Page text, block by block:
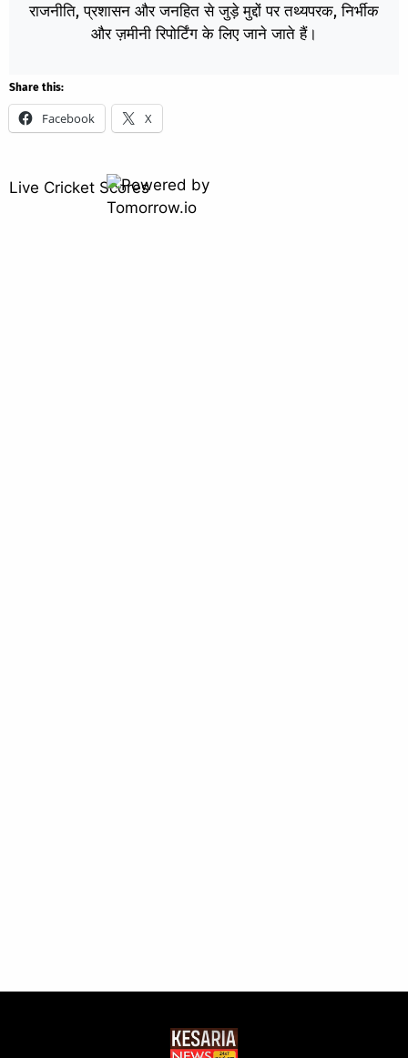
राजनीति, प्रशासन और जनहित से जुड़े मुद्दों पर तथ्यपरक, निर्भीक
और ज़मीनी रिपोर्टिंग के लिए जाने जाते हैं।
Share this:
Facebook X
Live Cricket Scores